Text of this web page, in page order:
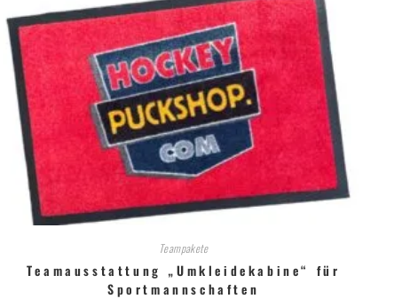
Teampakete
Teamausstattung „Umkleidekabine“ für
Sportmannschaften